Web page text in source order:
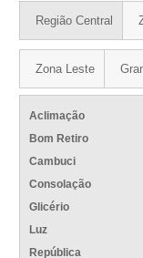
Região Central
Zona Leste
Aclimação
Bom Retiro
Cambuci
Consolação
Glicério
Luz
República